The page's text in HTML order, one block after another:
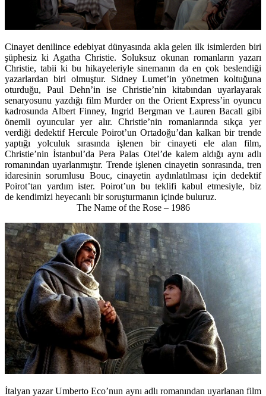
Cinayet denilince edebiyat dünyasında akla gelen ilk isimlerden biri
şüphesiz ki Agatha Christie. Soluksuz okunan romanların yazarı
Christie, tabii ki bu hikayeleriyle sinemanın da en çok beslendiği
yazarlardan biri olmuştur. Sidney Lumet’in yönetmen koltuğuna
oturduğu, Paul Dehn’in ise Christie’nin kitabından uyarlayarak
senaryosunu yazdığı film Murder on the Orient Express’in oyuncu
kadrosunda Albert Finney, Ingrid Bergman ve Lauren Bacall gibi
önemli oyuncular yer alır. Christie’nin romanlarında sıkça yer
verdiği dedektif Hercule Poirot’un Ortadoğu’dan kalkan bir trende
yaptığı yolculuk sırasında işlenen bir cinayeti ele alan film,
Christie’nin İstanbul’da Pera Palas Otel’de kalem aldığı aynı adlı
romanından uyarlanmıştır. Trende işlenen cinayetin sonrasında, tren
idaresinin sorumlusu Bouc, cinayetin aydınlatılması için dedektif
Poirot’tan yardım ister. Poirot’un bu teklifi kabul etmesiyle, biz
de kendimizi heyecanlı bir soruşturmanın içinde buluruz.
The Name of the Rose – 1986
İtalyan yazar Umberto Eco’nun aynı adlı romanından uyarlanan film